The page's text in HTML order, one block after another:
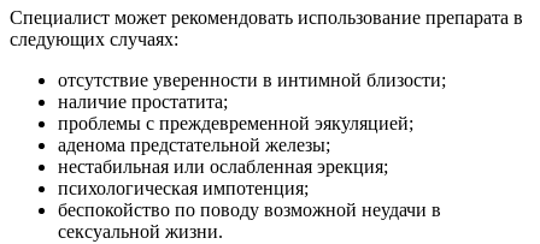
Специалист может рекомендовать использование препарата в
следующих случаях:
отсутствие уверенности в интимной близости;
наличие простатита;
проблемы с преждевременной эякуляцией;
аденома предстательной железы;
нестабильная или ослабленная эрекция;
психологическая импотенция;
беспокойство по поводу возможной неудачи в
сексуальной жизни.